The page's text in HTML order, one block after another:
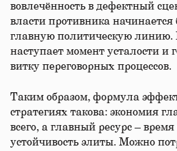
вовлечённость в дефектный
власти противника начинается
главную политическую линию.
наступает момент усталости и
витку переговорных процессов.
Таким образом, формула
стратегиях такова: экономия
всего, а главный ресурс –
устойчивость элиты. Можно